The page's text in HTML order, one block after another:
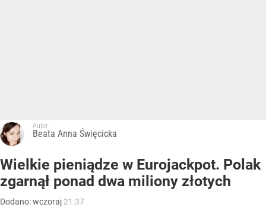
Autor:
Beata Anna Święcicka
Wielkie pieniądze w Eurojackpot. Polak
zgarnął ponad dwa miliony złotych
Dodano:wczoraj 21:37